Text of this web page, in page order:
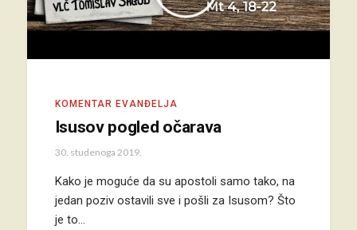
KOMENTAR EVANĐELJA
Isusov pogled očarava
30. studenoga 2019.
Kako je moguće da su apostoli samo tako, na
jedan poziv ostavili sve i pošli za Isusom? Što
je to…